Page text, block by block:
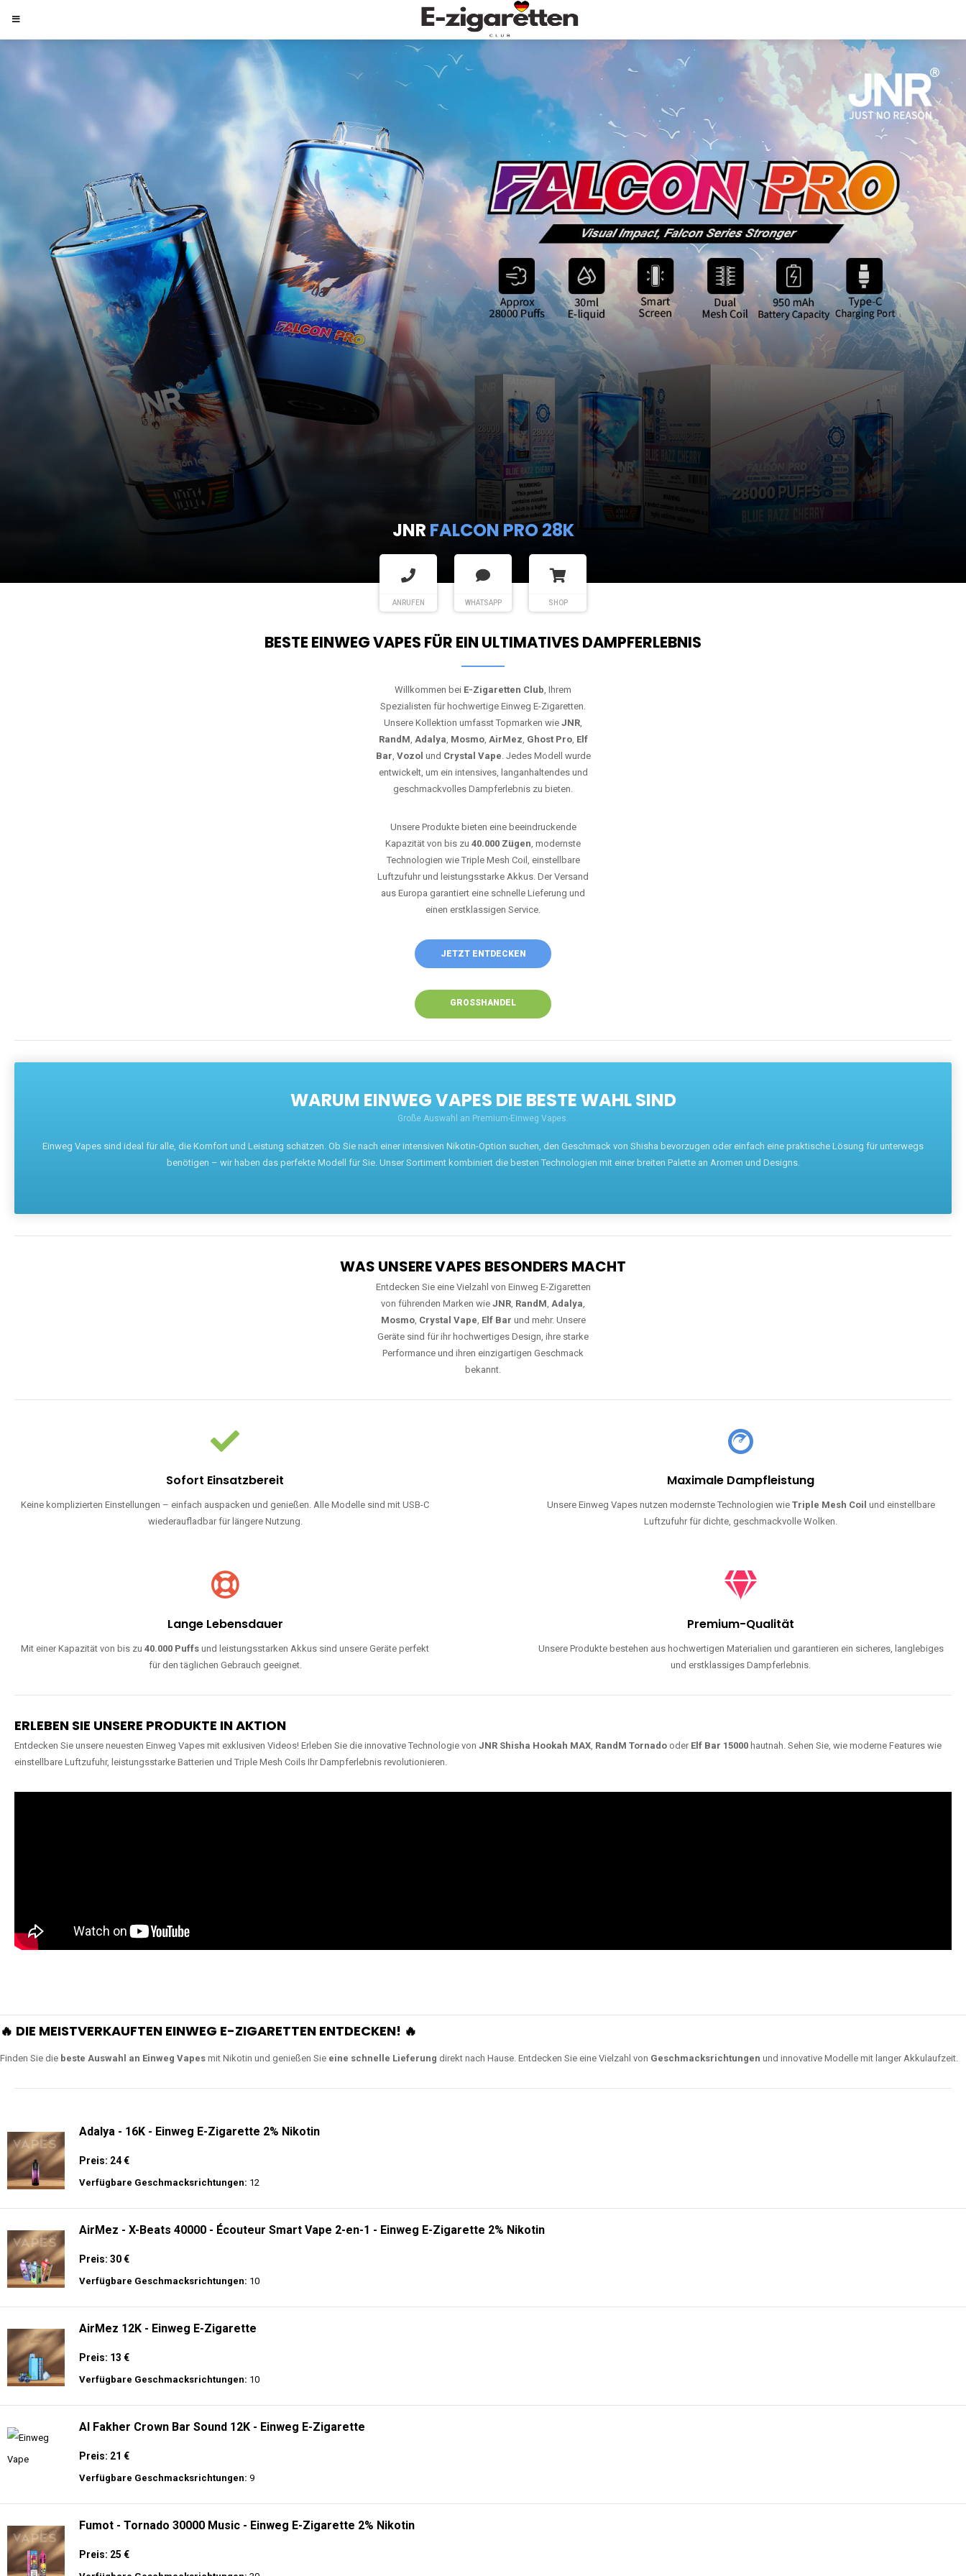
FALCON PRO 28K
ANRUFEN WHATSAPP SHOP
BESTE EINWEG VAPES FÜR EIN ULTIMATIVES DAMPFERLEBNIS
Willkommen bei E-Zigaretten Club, Ihrem
Spezialisten für hochwertige Einweg E-Zigaretten.
Unsere Kollektion umfasst Topmarken wie JNR,
RandM, Adalya, Mosmo, AirMez, Ghost Pro, Elf
Bar, Vozol und Crystal Vape. Jedes Modell wurde
entwickelt, um ein intensives, langanhaltendes und
geschmackvolles Dampferlebnis zu bieten.
Unsere Produkte bieten eine beeindruckende
Kapazität von bis zu 40.000 Zügen, modernste
Technologien wie Triple Mesh Coil, einstellbare
Luftzufuhr und leistungsstarke Akkus. Der Versand
aus Europa garantiert eine schnelle Lieferung und
einen erstklassigen Service.
JETZT ENTDECKEN
GROSSHANDEL
WARUM EINWEG VAPES DIE BESTE WAHL SIND
Große Auswahl an Premium-Einweg Vapes.
Einweg Vapes sind ideal für alle, die Komfort und Leistung schätzen. Ob Sie nach einer intensiven Nikotin-Option suchen, den Geschmack von Shisha bevorzugen oder einfach eine praktische Lösung für unterwegs
benötigen – wir haben das perfekte Modell für Sie. Unser Sortiment kombiniert die besten Technologien mit einer breiten Palette an Aromen und Designs.
WAS UNSERE VAPES BESONDERS MACHT
Entdecken Sie eine Vielzahl von Einweg E-Zigaretten
von führenden Marken wie JNR, RandM, Adalya,
Mosmo, Crystal Vape, Elf Bar und mehr. Unsere
Geräte sind für ihr hochwertiges Design, ihre starke
Performance und ihren einzigartigen Geschmack
bekannt.
Sofort Einsatzbereit
Keine komplizierten Einstellungen – einfach auspacken und genießen. Alle Modelle sind mit USB-C
wiederaufladbar für längere Nutzung.
Maximale Dampfleistung
Unsere Einweg Vapes nutzen modernste Technologien wie Triple Mesh Coil und einstellbare
Luftzufuhr für dichte, geschmackvolle Wolken.
Lange Lebensdauer
Mit einer Kapazität von bis zu40.000 Puffs und leistungsstarken Akkus sind unsere Geräte perfekt
für den täglichen Gebrauch geeignet.
Premium-Qualität
Unsere Produkte bestehen aus hochwertigen Materialien und garantieren ein sicheres, langlebiges
und erstklassiges Dampferlebnis.
ERLEBEN SIE UNSERE PRODUKTE IN AKTION
Entdecken Sie unsere neuesten Einweg Vapes mit exklusiven Videos! Erleben Sie die innovative Technologie von JNR Shisha Hookah MAX, RandM Tornado oder Elf Bar 15000 hautnah. Sehen Sie, wie moderne Features wie
einstellbare Luftzufuhr, leistungsstarke Batterien und Triple Mesh Coils Ihr Dampferlebnis revolutionieren.
🔥 DIE MEISTVERKAUFTEN EINWEG E-ZIGARETTEN ENTDECKEN! 🔥
Finden Sie die beste Auswahl an Einweg Vapes mit Nikotin und genießen Sie eine schnelle Lieferung direkt nach Hause. Entdecken Sie eine Vielzahl von Geschmacksrichtungen und innovative Modelle mit langer Akkulaufzeit.
Adalya - 16K - Einweg E-Zigarette 2% Nikotin
Preis: 24 €
Verfügbare Geschmacksrichtungen: 12
AirMez - X-Beats 40000 - Écouteur Smart Vape 2-en-1 - Einweg E-Zigarette 2% Nikotin
Preis: 30 €
Verfügbare Geschmacksrichtungen: 10
AirMez 12K - Einweg E-Zigarette
Preis: 13 €
Verfügbare Geschmacksrichtungen: 10
Al Fakher Crown Bar Sound 12K - Einweg E-Zigarette
Preis: 21 €
Verfügbare Geschmacksrichtungen: 9
Fumot - Tornado 30000 Music - Einweg E-Zigarette 2% Nikotin
Preis: 25 €